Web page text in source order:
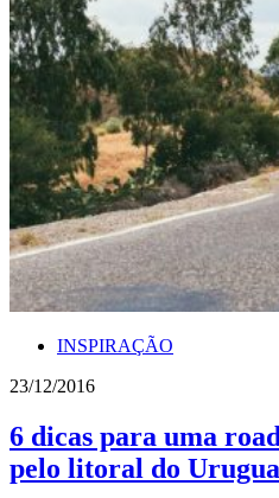
INSPIRAÇÃO
23/12/2016
6 dicas para uma
pelo litoral do